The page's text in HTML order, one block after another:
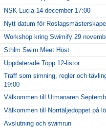
NSK Lucia 14 december 17:00
Nytt datum för
Workshop kring Swimify 29
Sthlm Swim Meet Höst
Uppdaterade Topp 12-listor
Träff som simning, regler och
19:00
Välkommen till Utmanaren
Välkommen till Norrtäljedoppet på
Avslutning och swimrun